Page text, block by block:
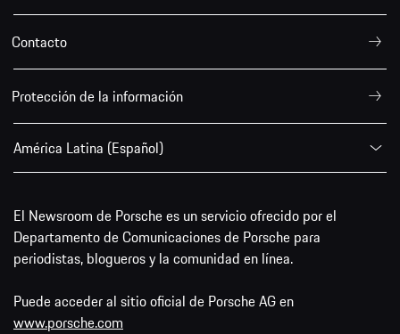
Contacto
Protección de la información
América Latina (Español)
El Newsroom de Porsche es un servicio ofrecido por el
Departamento de Comunicaciones de Porsche para
periodistas, blogueros y la comunidad en línea.
Puede acceder al sitio oficial de Porsche AG en
www.porsche.com